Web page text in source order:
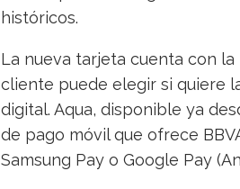
históricos.
La nueva tarjeta cuenta con
cliente puede elegir si quiere
digital. Aqua, disponible ya
de pago móvil que ofrece
Samsung Pay o Google Pay